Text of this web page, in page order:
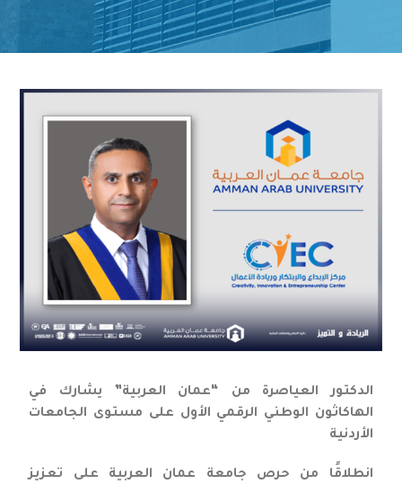
الدكتور العياصرة من “عمان العربية” يشارك في
الهاكاثون الوطني الرقمي الأول على مستوى الجامعات
الأردنية
انطلاقًا من حرص جامعة عمان العربية على تعزيز